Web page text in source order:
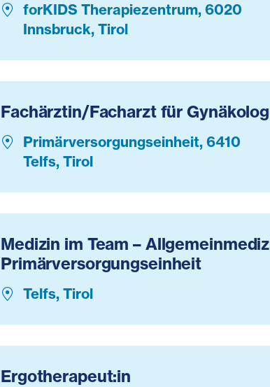
forKIDS Therapiezentrum, 6020
Innsbruck, Tirol
Fachärztin/Facharzt für
Primärversorgungseinheit, 6410
Telfs, Tirol
Medizin im Team –
Primärversorgungseinheit
Telfs, Tirol
Ergotherapeut:in